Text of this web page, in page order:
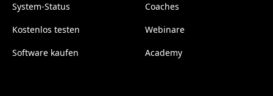
System-Status
Kostenlos testen
Software kaufen
Coaches
Webinare
Academy